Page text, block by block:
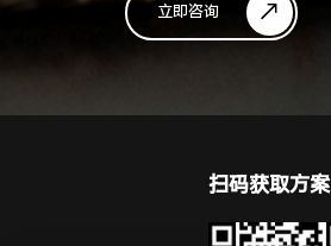
立即咨询
扫码获取方案